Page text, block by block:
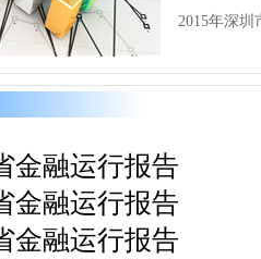
2015年深圳
金融运行报告
金融运行报告
金融运行报告